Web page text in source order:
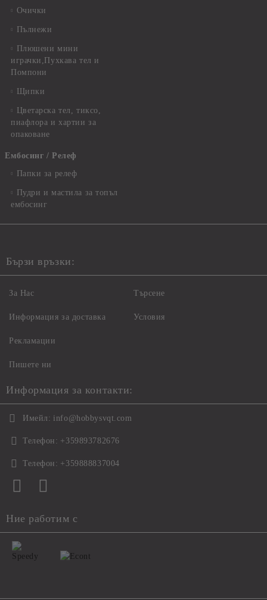
Очички
Пълнежи
Плюшени мини
играчки,Пухкава тел и
Помпони
Щипки
Цветарска тел, тиксо,
пиафлора и хартии за
опаковане
Ембосинг / Релеф
Папки за релеф
Пудри и мастила за топъл
ембосинг
Бързи връзки:
За Нас
Информация за доставка
Рекламации
Пишете ни
Търсене
Условия
Информация за контакти:
Имейл: info@hobbysvqt.com
Телефон: +359893782676
Телефон: +359888837004
Ние работим с